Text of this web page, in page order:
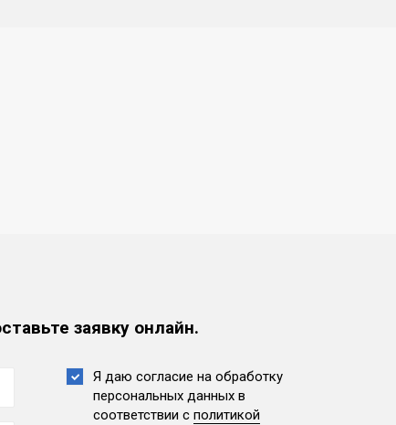
заявку онлайн.
Я даю согласие на обработку
персональных данных в
соответствии с политикой